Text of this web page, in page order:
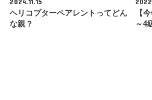
ヘリコプターペアレントってどん
な親？
【
～4